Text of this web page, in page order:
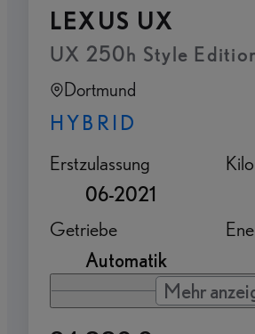
LEXUS UX
UX 250h Style
Dortmund
HYBRID
Erstzulassung
06-2021
Getriebe
Automatik
Mehr